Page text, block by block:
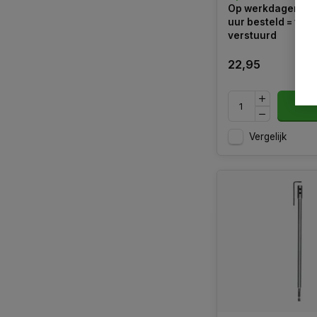
Op werkdagen
uur besteld =
verstuurd
22,95
Vergelijk